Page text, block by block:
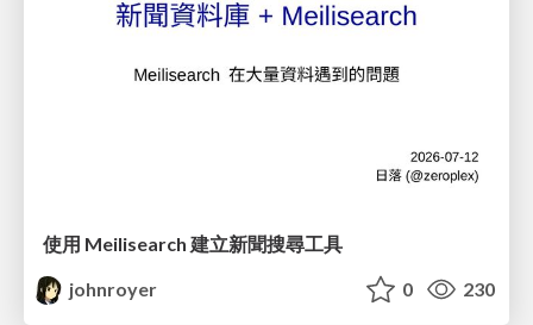
使用 Meilisearch 建立新聞搜尋工具
johnroyer
0 230